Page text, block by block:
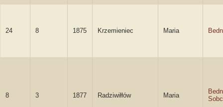
24 8 1875 Krzemieniec Maria
8 3 1877 Radziwiłłów Maria